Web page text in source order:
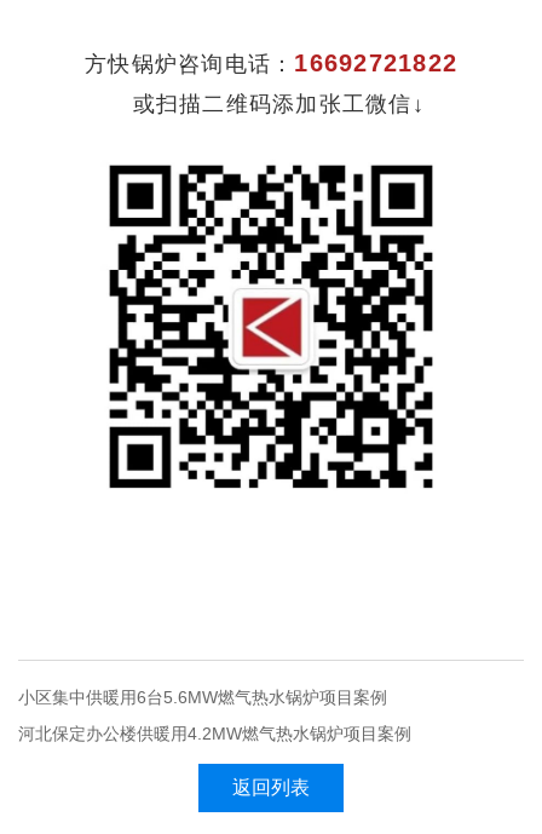
方快锅炉咨询电话： 16692721822
或扫描二维码添加张工微信↓
小区集中供暖用6台5.6MW燃气热水锅炉项目案例
河北保定办公楼供暖用4.2MW燃气热水锅炉项目案例
返回列表